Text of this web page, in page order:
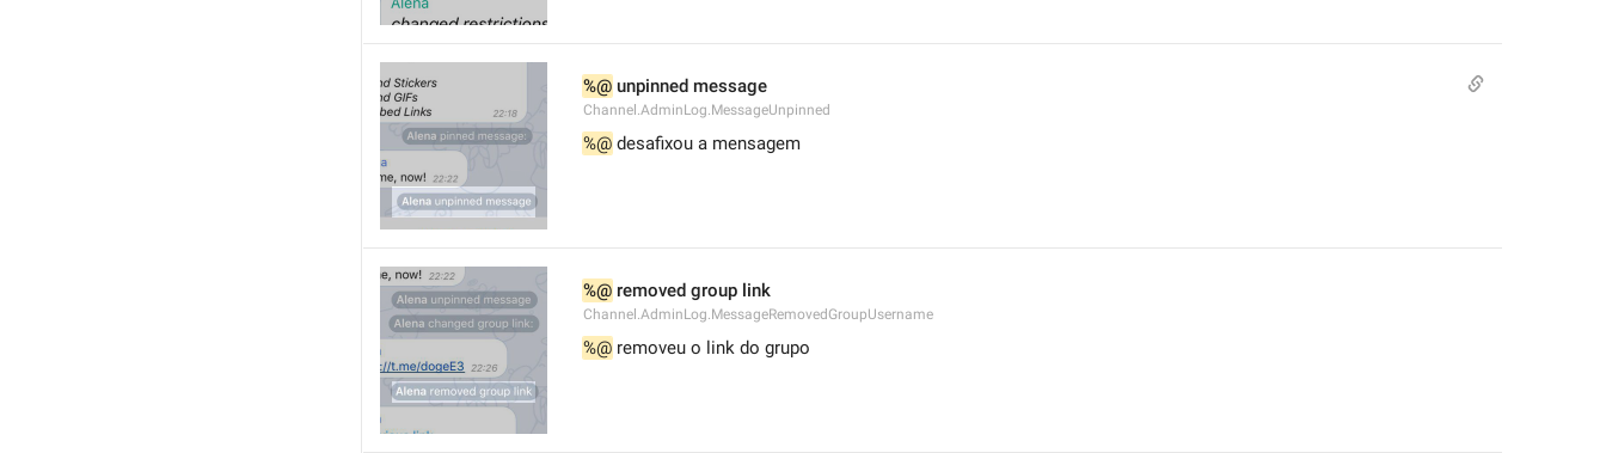
%@ unpinned message
Channel.AdminLog.MessageUnpinned
%@ desafixou a mensagem
%@ removed group link
Channel.AdminLog.MessageRemovedGroupUsername
%@ removeu o link do grupo